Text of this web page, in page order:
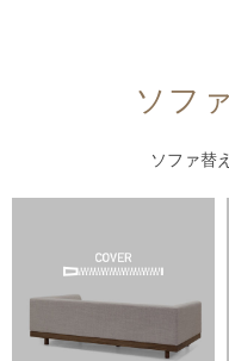
ソフ
ソファ替